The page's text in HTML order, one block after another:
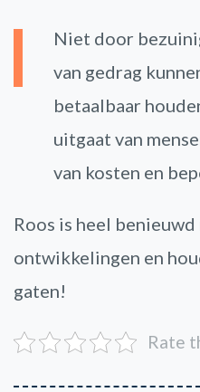
Niet door
van gedrag
betaalbaar
uitgaat van
van kosten en
Roos is heel
ontwikkelingen en
gaten!
Rate